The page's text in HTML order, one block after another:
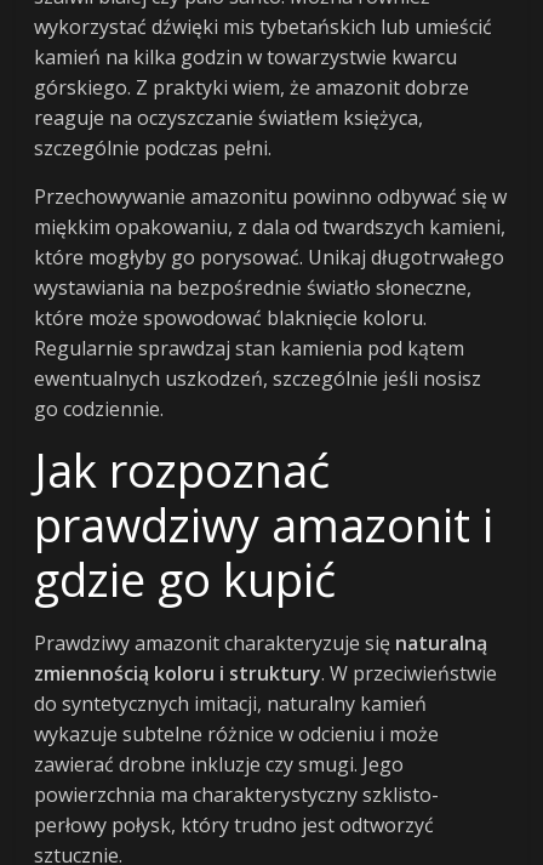
wykorzystać dźwięki mis tybetańskich lub umieścić
kamień na kilka godzin w towarzystwie kwarcu
górskiego. Z praktyki wiem, że amazonit dobrze
reaguje na oczyszczanie światłem księżyca,
szczególnie podczas pełni.
Przechowywanie amazonitu powinno odbywać się w
miękkim opakowaniu, z dala od twardszych kamieni,
które mogłyby go porysować. Unikaj długotrwałego
wystawiania na bezpośrednie światło słoneczne,
które może spowodować blaknięcie koloru.
Regularnie sprawdzaj stan kamienia pod kątem
ewentualnych uszkodzeń, szczególnie jeśli nosisz
go codziennie.
Jak rozpoznać
prawdziwy amazonit i
gdzie go kupić
Prawdziwy amazonit charakteryzuje się naturalną
zmiennością koloru i struktury. W przeciwieństwie
do syntetycznych imitacji, naturalny kamień
wykazuje subtelne różnice w odcieniu i może
zawierać drobne inkluzje czy smugi. Jego
powierzchnia ma charakterystyczny szklisto-
perłowy połysk, który trudno jest odtworzyć
sztucznie.